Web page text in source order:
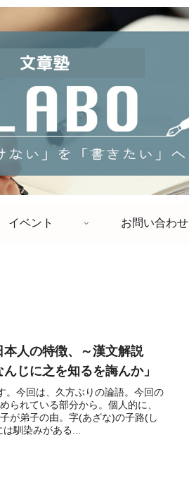
イベント お問い合わせ
本人の特徴、～漢文解説
じに之を知るを誨んか」
。今回は、久方ぶりの論語。今回の
られている部分から。個人的に、
が弟子の由。字(あざな)の子路(し
馴染みがある...